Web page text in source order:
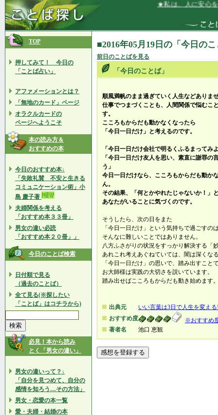
★私は、人に安心を
TOP
押してみて！ 今日の
「ことば占い」
アファメーションとは？
「無地のカード」ページ
オラクルカードの
ページへようこそ
本の読み方＆
おすすめの本
今日のおすすめ本↓
「失敗礼賛 不安と生きる
コミュニケーション術」小
島 慶子著
夫婦関係を考える
「おすすめ本３３冊」
男女の違い必読
「おすすめ本２０冊」」
今日のことば検索
日付順で見る
（過去のことば）
全て見る(※探したい
「ことば」はコチラから)
必見！本から読み
とく「男女の違い」
男女の違いって？↓
「自分を見つめて、自分の
感情を知ろう…その方法」
男女・恋愛の本一覧
愛・夫婦・結婚の本
■2016年05月19日の「今日の
前日のことばを見る
「今日のことば」
順風満帆のまま過ぎていく人生などありま
仕事でつまづくことも、人間関係で悩むこ
す。
こころもからだも動かなくなったら
「今日一日だけ」と考えるのです。
「今日一日だけ会社で明るくふるまってみ
「今日一日だけ友人を思い、素直に謝罪の
う」
今日一日だけなら、こころもからだも動か
ん。
その結果、「何とかやれたじゃないか！」
あなたがいることに気づくのです。
そうしたら、次の日をまた
「今日一日だけ」という気持ちで過ごすの
そんなに難しいことではありません。
八方ふさがりの状況をすっかり解決する「
あれこれ考えあぐねていては、闇は深くな
「今日一日だけ」の思いで、踏み出すこと
お大師様は実践の大切さを説いています。
踏み出せばこころもからだも動き始めます
出典元
いい言葉は3日で人生を変え
おすすめ度
※おすすめ
著者名
池口 恵観